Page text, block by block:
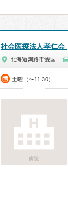
社会医療法人孝仁会
北海道釧路市愛国
土曜（〜11:30）
病院